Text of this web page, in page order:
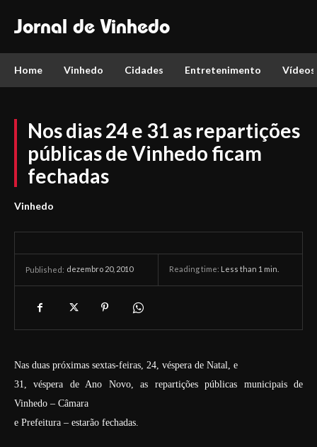
Jornal de Vinhedo
Home Vinhedo Cidades Entretenimento Vídeos
Nos dias 24 e 31 as repartições
públicas de Vinhedo ficam
fechadas
Vinhedo
Published: dezembro 20, 2010 Reading time: Less than 1 min.
Nas duas próximas sextas-feiras, 24, véspera de Natal, e
31, véspera de Ano Novo, as repartições públicas municipais de
Vinhedo – Câmara
e Prefeitura – estarão fechadas.